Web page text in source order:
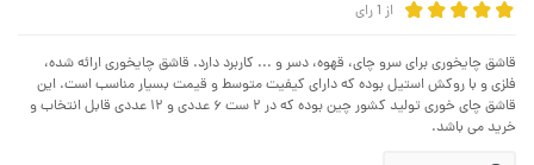
از 1رای
قاشق چایخوری برای سرو چای، قهوه، دسر و ... کاربرد دارد. قاشق چایخوری ارائه شده،
فلزی و با روکش استیل بوده که دارای کیفیت متوسط و قیمت بسیار مناسب است. این
قاشق چای خوری تولید کشور چین بوده که در ۲ ست ۶ عددی و ۱۲ عددی قابل انتخاب و
خرید می باشد.